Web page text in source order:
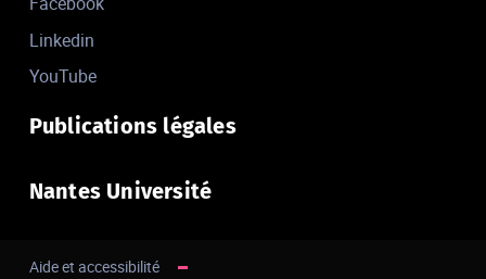
Linkedin
YouTube
Publications légales
Nantes Université
Aide et accessibilité